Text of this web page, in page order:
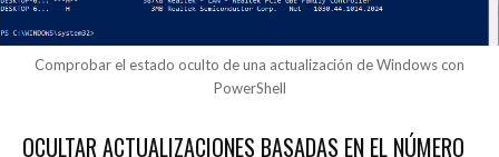
Comprobar el estado oculto de una actualización de Windows con
PowerShell
OCULTAR ACTUALIZACIONES BASADAS EN EL NÚMERO